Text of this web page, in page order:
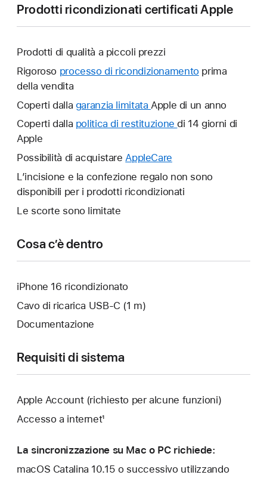
Prodotti ricondizionati certificati Apple
Prodotti di qualità a piccoli prezzi
Rigoroso processo di ricondizionamentoprima
della vendita
Coperti dalla garanzia limitata Verrà
aperta
Apple di un anno
Coperti dalla politica di restituzione Verrà
di 14 giorni di
Apple
Possibilità di acquistareAppleCare
aperta
un’altra
L’incisione e la confezione regalo non sono
disponibili per i prodotti ricondizionati
Le scorte sono limitate
Cosa c’è dentro
iPhone 16 ricondizionato
Cavo di ricarica USB‑C (1 m)
Documentazione
Requisiti di sistema
Apple Account (richiesto per alcune funzioni)
Accesso a internet¹
La sincronizzazione su Mac o PC richiede:
macOS Catalina 10.15 o successivo utilizzando